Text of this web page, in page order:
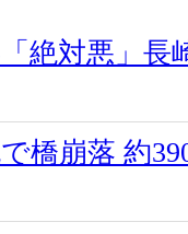
絶対悪」長
橋崩落 約